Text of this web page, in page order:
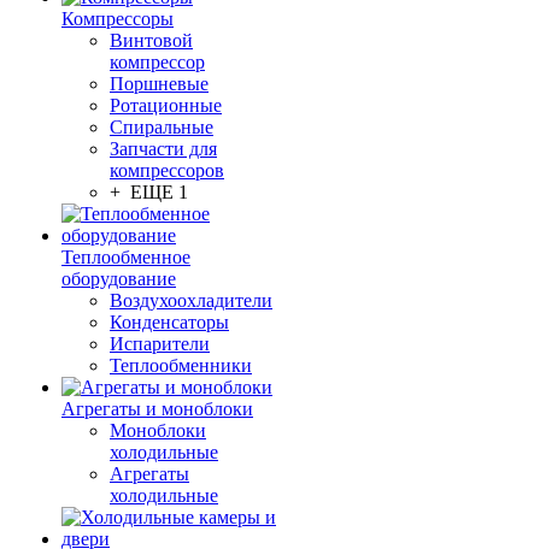
Компрессоры
Винтовой
компрессор
Поршневые
Ротационные
Спиральные
Запчасти для
компрессоров
+ ЕЩЕ 1
Теплообменное
оборудование
Воздухоохладители
Конденсаторы
Испарители
Теплообменники
Агрегаты и моноблоки
Моноблоки
холодильные
Агрегаты
холодильные